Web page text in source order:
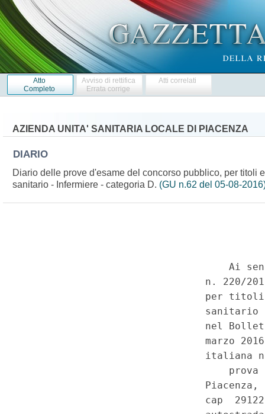
Atto
Completo
Avviso di rettifica
Errata corrige
Atti correlati
AZIENDA UNITA' SANITARIA LOCALE DI PIACENZA
DIARIO
Diario delle prove d'esame del concorso pubblico, per titoli
sanitario - Infermiere - categoria D. (GU n.62 del 05-08-